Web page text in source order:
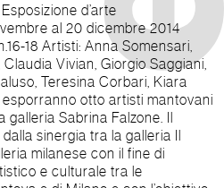
d’arte
Vivian, Giorgio Saggiani,
Teresina Corbari, Kiara
Sabrina Falzone. Il
sinergia tra la galleria Il
milanese con il fine di
e culturale tra le